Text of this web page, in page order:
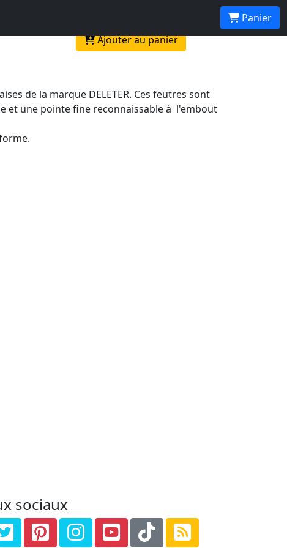
Panier
Ajouter au panier
de la marque DELETER. Ces feutres sont
et une pointe fine reconnaissable à l'embout
sociaux